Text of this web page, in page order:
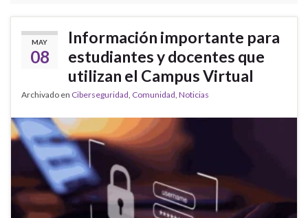
MAY
08
Información importante para
estudiantes y docentes que
utilizan el Campus Virtual
Archivado en Ciberseguridad Comunidad Noticias